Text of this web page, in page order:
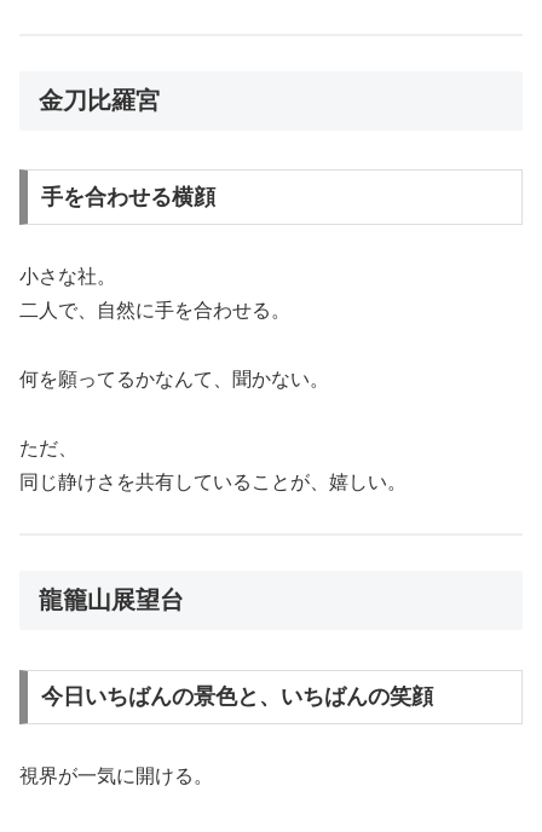
金刀比羅宮
手を合わせる横顔
小さな社。
二人で、自然に手を合わせる。
何を願ってるかなんて、聞かない。
ただ、
同じ静けさを共有していることが、嬉しい。
龍籠山展望台
今日いちばんの景色と、いちばんの笑顔
視界が一気に開ける。